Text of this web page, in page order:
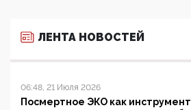
ЛЕНТА НОВОСТЕЙ
06:48, 21 Июля 2026
Посмертное ЭКО как инструмент